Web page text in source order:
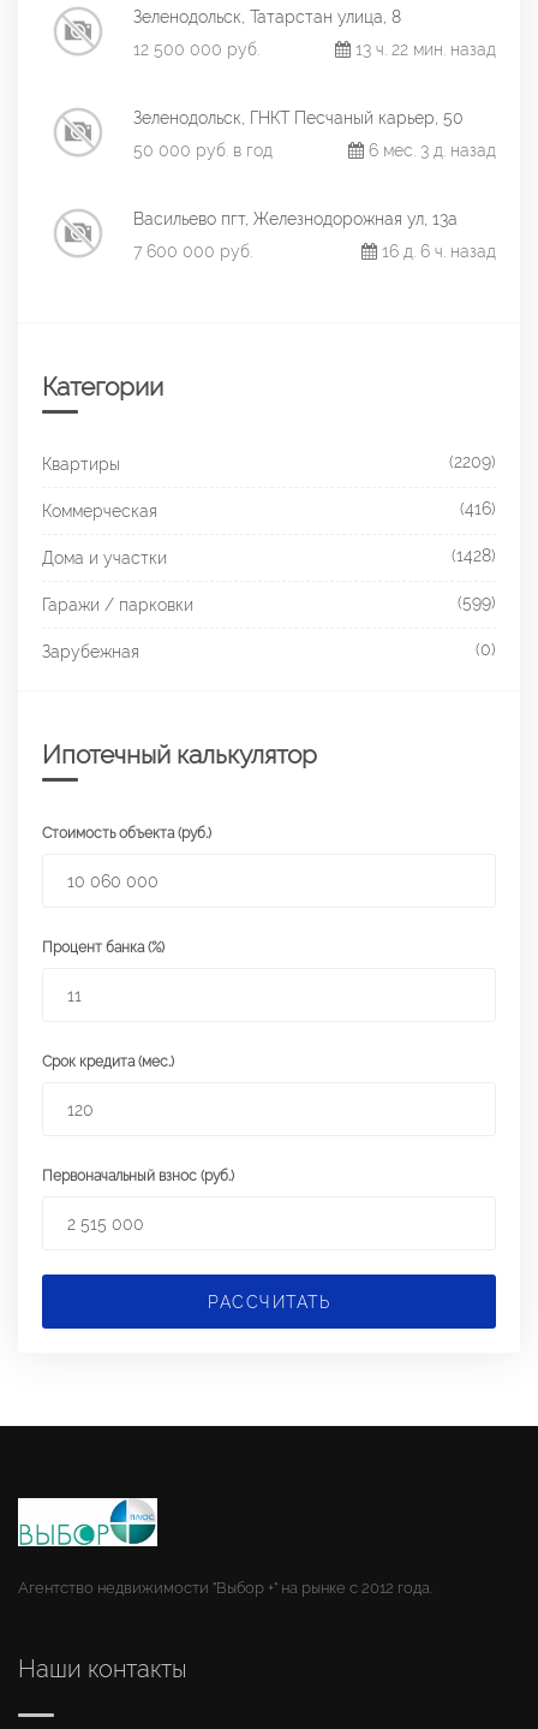
Зеленодольск, Татарстан улица, 8
12 500 000 руб.
13 ч. 22 мин. назад
Зеленодольск, ГНКТ Песчаный карьер, 50
50 000 руб. в год
6 мес. 3 д. назад
Васильево пгт, Железнодорожная ул, 13а
7 600 000 руб.
16 д. 6 ч. назад
Категории
Квартиры (2209)
Коммерческая (416)
Дома и участки (1428)
Гаражи / парковки (599)
Зарубежная (0)
Ипотечный калькулятор
Стоимость объекта (руб.)
Процент банка (%)
Срок кредита (мес.)
Первоначальный взнос (руб.)
РАССЧИТАТЬ
Агентство недвижимости "Выбор +" на рынке с 2012 года.
Наши контакты